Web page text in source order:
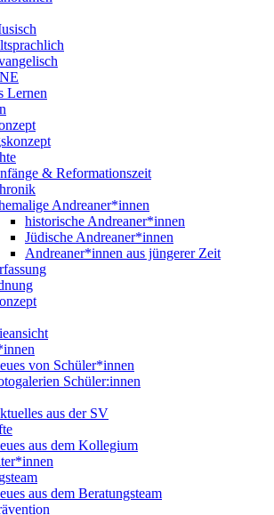
Lernen
& Reformationszeit
Andreaner*innen
historische Andreaner*innen
Jüdische Andreaner*innen
Andreaner*innen aus jüngerer Zeit
von Schüler*innen
Schüler:innen
aus der SV
aus dem Kollegium
aus dem Beratungsteam